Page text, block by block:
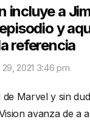
incluye a
y
referencia
2021 3:46 pm
Marvel y sin
avanza de a